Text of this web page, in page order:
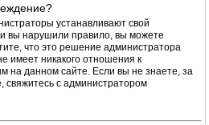
устанавливают свой
вы нарушили правило, вы можете
что это решение администратора
имеет никакого отношения к
на данном сайте. Если вы не знаете, за
свяжитесь с администратором